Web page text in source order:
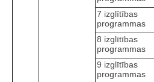
7 izglītības
programmas
8 izglītības
programmas
9 izglītības
programmas